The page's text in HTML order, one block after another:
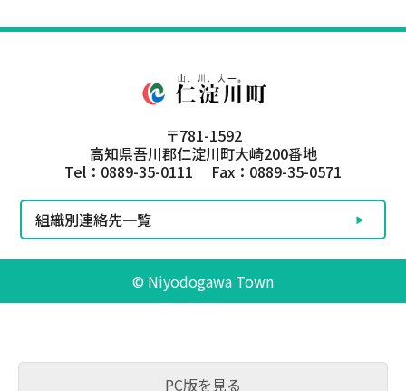
〒781-1592
高知県吾川郡仁淀川町大崎200番地
Tel：0889-35-0111 Fax：0889-35-0571
組織別連絡先一覧
© Niyodogawa Town
PC版を見る